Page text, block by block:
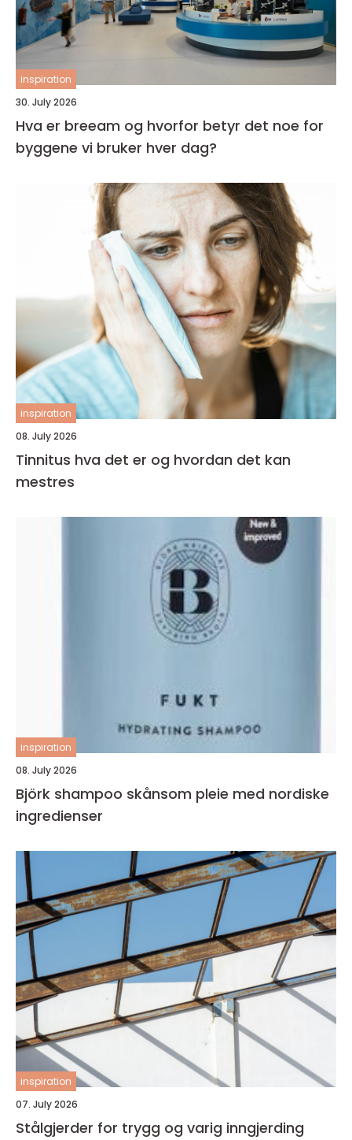
inspiration
30. July 2026
Hva er breeam og hvorfor betyr det noe for
byggene vi bruker hver dag?
inspiration
08. July 2026
Tinnitus hva det er og hvordan det kan
mestres
inspiration
08. July 2026
Björk shampoo skånsom pleie med nordiske
ingredienser
inspiration
07. July 2026
Stålgjerder for trygg og varig inngjerding